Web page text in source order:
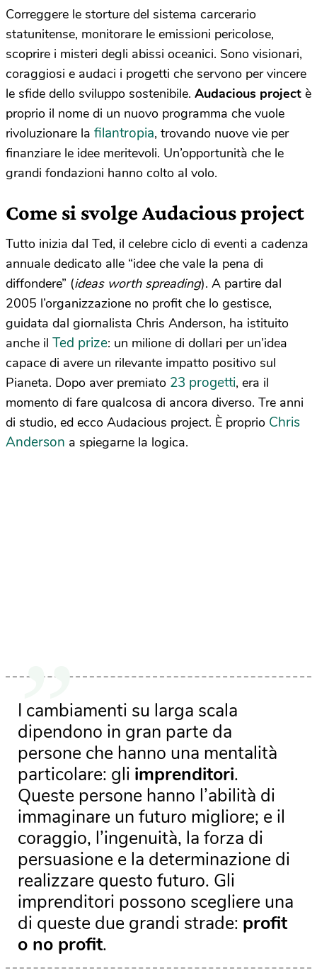
Correggere le storture del sistema carcerario
statunitense, monitorare le emissioni pericolose,
scoprire i misteri degli abissi oceanici. Sono visionari,
coraggiosi e audaci i progetti che servono per vincere
le sfide dello sviluppo sostenibile. Audacious project è
proprio il nome di un nuovo programma che vuole
rivoluzionare la filantropia, trovando nuove vie per
finanziare le idee meritevoli. Un’opportunità che le
grandi fondazioni hanno colto al volo.
Come si svolge Audacious project
Tutto inizia dal Ted, il celebre ciclo di eventi a cadenza
annuale dedicato alle “idee che vale la pena di
diffondere” (ideas worth spreading). A partire dal
2005 l’organizzazione no profit che lo gestisce,
guidata dal giornalista Chris Anderson, ha istituito
anche il Ted prize: un milione di dollari per un’idea
capace di avere un rilevante impatto positivo sul
Pianeta. Dopo aver premiato 23 progetti, era il
momento di fare qualcosa di ancora diverso. Tre anni
di studio, ed ecco Audacious project. È proprio Chris
Anderson a spiegarne la logica.
I cambiamenti su larga scala
dipendono in gran parte da
persone che hanno una mentalità
particolare: gli imprenditori.
Queste persone hanno l’abilità di
immaginare un futuro migliore; e il
coraggio, l’ingenuità, la forza di
persuasione e la determinazione di
realizzare questo futuro. Gli
imprenditori possono scegliere una
di queste due grandi strade: profit
o no profit.